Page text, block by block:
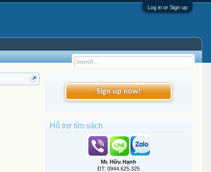
Log in or Sign up
Sign up now!
Hỗ trợ tìm sách
Mr. Hữu Hạnh
ĐT: 0944.625.325